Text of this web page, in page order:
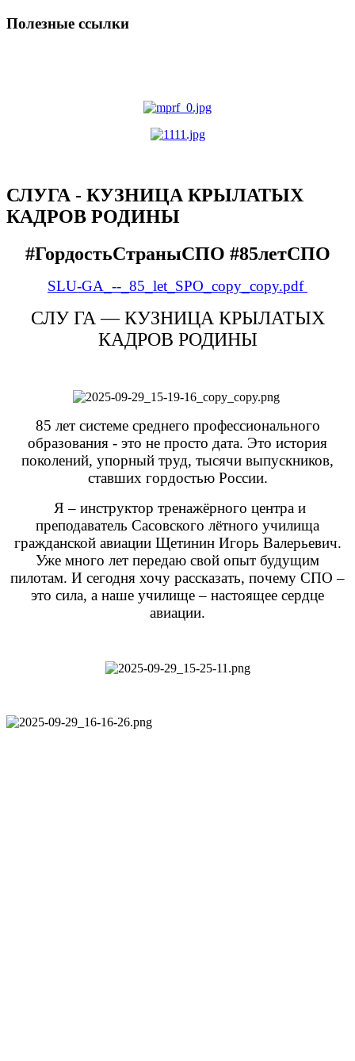
Полезные ссылки
СЛУГА - КУЗНИЦА КРЫЛАТЫХ
КАДРОВ РОДИНЫ
#ГордостьСтраныСПО #85летСПО
SLU-GA_--_85_let_SPO_copy_copy.pdf
СЛУ ГА — КУЗНИЦА КРЫЛАТЫХ
КАДРОВ РОДИНЫ
85 лет системе среднего профессионального
образования - это не просто дата. Это история
поколений, упорный труд, тысячи выпускников,
ставших гордостью России.
Я – инструктор тренажёрного центра и
преподаватель Сасовского лётного училища
гражданской авиации Щетинин Игорь Валерьевич.
Уже много лет передаю свой опыт будущим
пилотам. И сегодня хочу рассказать, почему СПО –
это сила, а наше училище ‒ настоящее сердце
авиации.